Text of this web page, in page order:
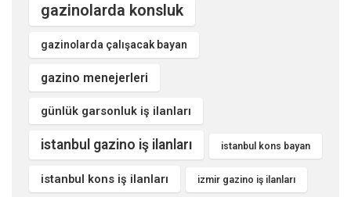
gazinolarda konsluk
gazinolarda çalışacak bayan
gazino menejerleri
günlük garsonluk iş ilanları
istanbul gazino iş ilanları istanbul kons bayan
istanbul kons iş ilanları izmir gazino iş ilanları